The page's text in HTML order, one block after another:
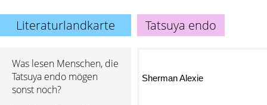
Literaturlandkarte Tatsuya endo
Was lesen Menschen, die
Tatsuya endo mögen
sonst noch?
Sherman Alexie